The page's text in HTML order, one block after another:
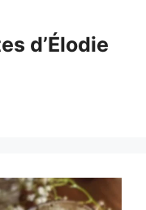
d’Élodie